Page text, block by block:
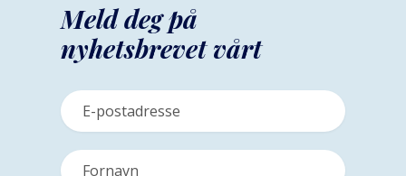
Meld deg på
nyhetsbrevet vårt